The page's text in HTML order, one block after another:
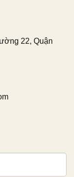
22, Quận